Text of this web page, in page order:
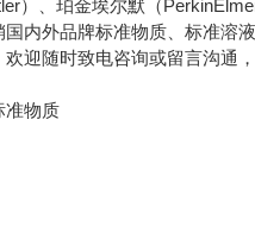
）、珀金埃尔默（
内外品牌标准物质、标准溶
迎随时致电咨询或留言沟通
准物质